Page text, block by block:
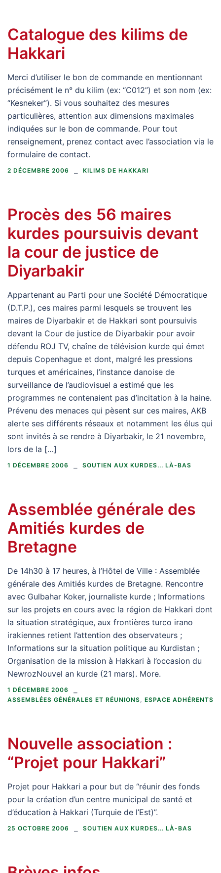
Catalogue des kilims de
Hakkari
Merci d’utiliser le bon de commande en mentionnant
précisément le n° du kilim (ex: “C012”) et son nom (ex:
“Kesneker”). Si vous souhaitez des mesures
particulières, attention aux dimensions maximales
indiquées sur le bon de commande. Pour tout
renseignement, prenez contact avec l’association via le
formulaire de contact.
2 DÉCEMBRE 2006 KILIMS DE HAKKARI
Procès des 56 maires
kurdes poursuivis devant
la cour de justice de
Diyarbakir
Appartenant au Parti pour une Société Démocratique
(D.T.P.), ces maires parmi lesquels se trouvent les
maires de Diyarbakir et de Hakkari sont poursuivis
devant la Cour de justice de Diyarbakir pour avoir
défendu ROJ TV, chaîne de télévision kurde qui émet
depuis Copenhague et dont, malgré les pressions
turques et américaines, l’instance danoise de
surveillance de l’audiovisuel a estimé que les
programmes ne contenaient pas d’incitation à la haine.
Prévenu des menaces qui pèsent sur ces maires, AKB
alerte ses différents réseaux et notamment les élus qui
sont invités à se rendre à Diyarbakir, le 21 novembre,
lors de la […]
1 DÉCEMBRE 2006 SOUTIEN AUX KURDES... LÀ-BAS
Assemblée générale des
Amitiés kurdes de
Bretagne
De 14h30 à 17 heures, à l’Hôtel de Ville : Assemblée
générale des Amitiés kurdes de Bretagne. Rencontre
avec Gulbahar Koker, journaliste kurde ; Informations
sur les projets en cours avec la région de Hakkari dont
la situation stratégique, aux frontières turco irano
irakiennes retient l’attention des observateurs ;
Informations sur la situation politique au Kurdistan ;
Organisation de la mission à Hakkari à l’occasion du
NewrozNouvel an kurde (21 mars). More.
1 DÉCEMBRE 2006
ASSEMBLÉES GÉNÉRALES ET RÉUNIONS, ESPACE ADHÉRENTS
Nouvelle association :
“Projet pour Hakkari”
Projet pour Hakkari a pour but de “réunir des fonds
pour la création d’un centre municipal de santé et
d’éducation à Hakkari (Turquie de l’Est)”.
25 OCTOBRE 2006 SOUTIEN AUX KURDES... LÀ-BAS